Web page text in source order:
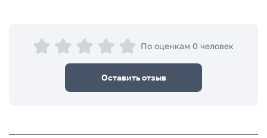
По оценкам 0 человек
Оставить отзыв